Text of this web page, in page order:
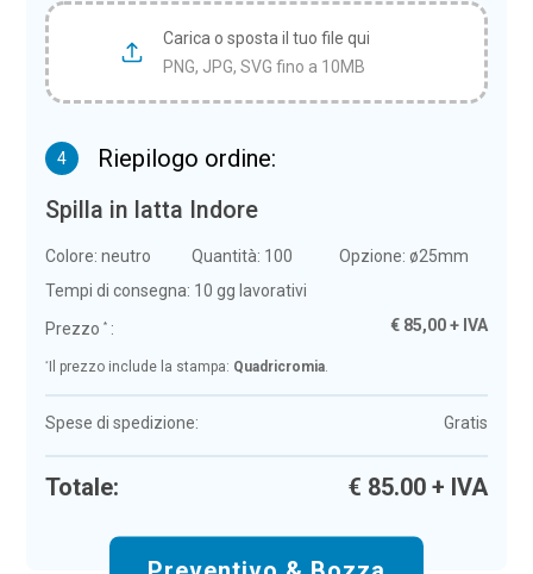
Carica o sposta il tuo file qui
PNG, JPG, SVG fino a 10MB
4 Riepilogo ordine:
Spilla in latta Indore
Colore:neutro Quantità: 100 Opzione:ø25mm
Tempi di consegna: 10 gg lavorativi
Prezzo* : € 85,00+ IVA
* Il prezzo include la stampa: Quadricromia.
Spese di spedizione: Gratis
Totale: € 85.00+ IVA